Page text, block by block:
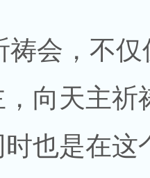
会，不仅
向天主祈
也是在这